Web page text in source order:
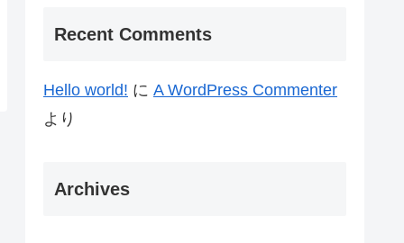
Recent Comments
Hello world! に A WordPress Commenter
より
Archives